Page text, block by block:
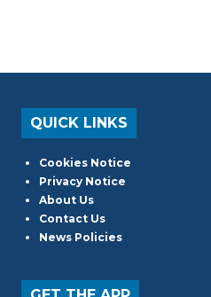
QUICK LINKS
Cookies Notice
Privacy Notice
About Us
Contact Us
News Policies